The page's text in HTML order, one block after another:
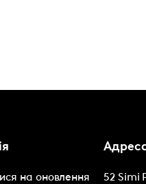
на оновлення 52 Simi